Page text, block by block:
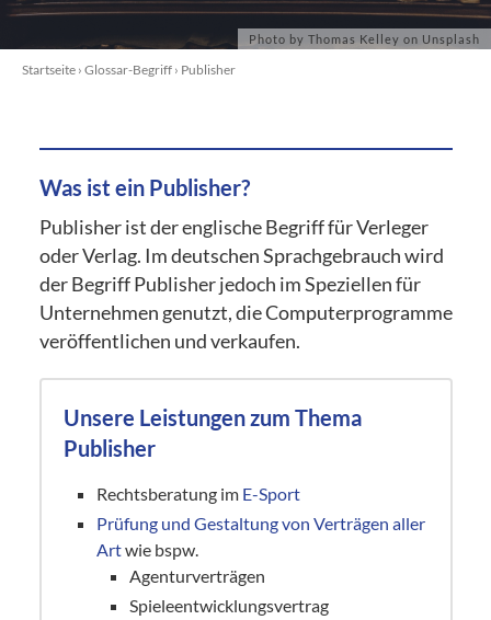
Startseite › Glossar-Begriff › Publisher
Was ist ein Publisher?
Publisher ist der englische Begriff für Verleger
oder Verlag. Im deutschen Sprachgebrauch wird
der Begriff Publisher jedoch im Speziellen für
Unternehmen genutzt, die Computerprogramme
veröffentlichen und verkaufen.
Unsere Leistungen zum Thema
Publisher
Rechtsberatung im E-Sport
Prüfung und Gestaltung von Verträgen aller
Artwie bspw.
Agenturverträgen
Spieleentwicklungsvertrag